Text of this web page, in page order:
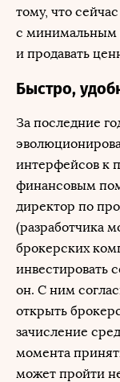
тому, что
с минимальным
и продавать
Быстро,
За последние
интерфейсов к
финансовым
директор по
(разработчика
брокерских
инвестировать
он. С ним
открыть
зачисление
момента
может пройти